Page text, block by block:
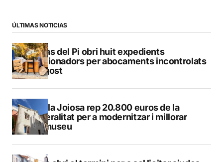
ÚLTIMAS NOTICIAS
L’Alfàs del Pi obri huit expedients
sancionadors per abocaments incontrolats
a l’agost
La Vila Joiosa rep 20.800 euros de la
Generalitat per a modernitzar i millorar
Vilamuseu